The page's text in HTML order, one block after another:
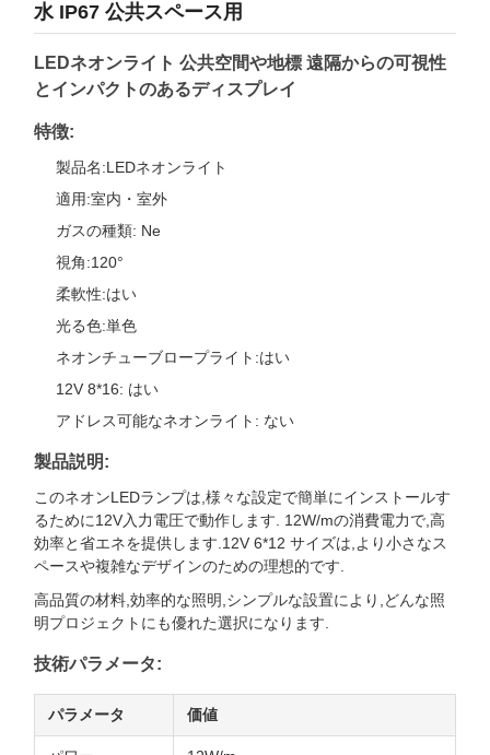
水 IP67 公共スペース用
LEDネオンライト 公共空間や地標 遠隔からの可視性
とインパクトのあるディスプレイ
特徴:
製品名:LEDネオンライト
適用:室内・室外
ガスの種類: Ne
視角:120°
柔軟性:はい
光る色:単色
ネオンチューブロープライト:はい
12V 8*16: はい
アドレス可能なネオンライト: ない
製品説明:
このネオンLEDランプは,様々な設定で簡単にインストールす
るために12V入力電圧で動作します. 12W/mの消費電力で,高
効率と省エネを提供します.12V 6*12 サイズは,より小さなス
ペースや複雑なデザインのための理想的です.
高品質の材料,効率的な照明,シンプルな設置により,どんな照
明プロジェクトにも優れた選択になります.
技術パラメータ:
パラメータ 価値